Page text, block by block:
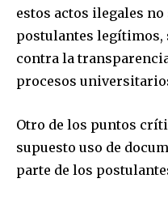
estos actos ilegales
postulantes legítimos,
contra la
procesos
Otro de los puntos
supuesto uso de
parte de los